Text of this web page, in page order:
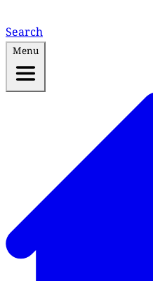
Search
Menu